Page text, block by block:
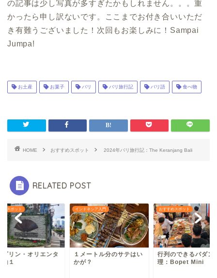
の記事は少し写真が多すぎたかもしれません。。。重
かったら申し訳ないです。ここまでお付き合いいただ
き有難うございました！次回もお楽しみに！Sampai
Jumpa!
お土産 お菓子 バリ バリ旅行記 バリ語 食べ物
HOME おすすめスポット 2024年バリ旅行記：The Keranjang Bali
RELATED POST
めスポット
ダリン・オリエンタ
泊１
インドネシア入門
１メートル分のサテはい
かが？
おすすめスポット
行列のできるパダン
理：Bopet Mini